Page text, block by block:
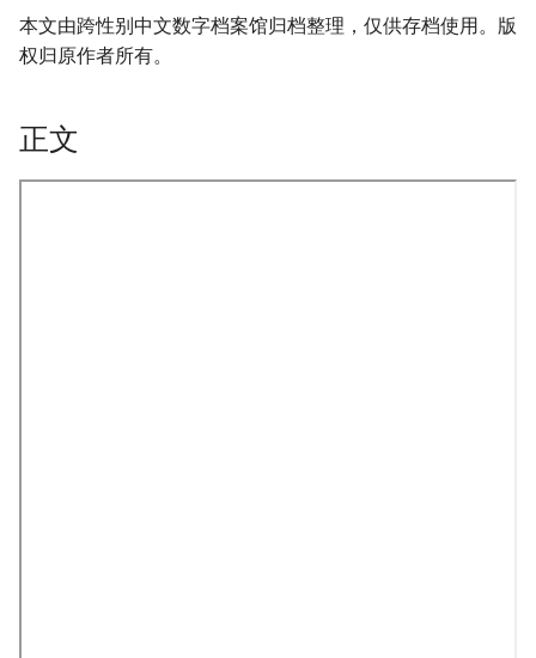
本文由跨性别中文数字档案馆归档整理，仅供存档使用。版
权归原作者所有。
正文